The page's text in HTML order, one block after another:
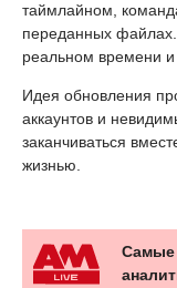
таймлайном,
переданных
реальном времени
Идея обновления
аккаунтов и
заканчиваться
жизнью.
Самые